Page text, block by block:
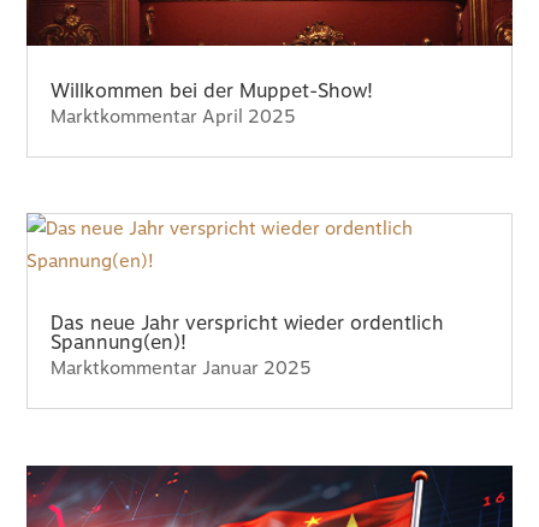
Willkommen bei der Muppet-Show!
Marktkommentar April 2025
Das neue Jahr verspricht wieder ordentlich
Spannung(en)!
Marktkommentar Januar 2025